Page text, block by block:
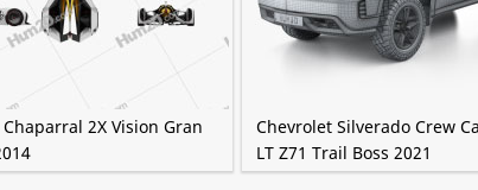
2X Vision Gran
Chevrolet Silverado Crew
LT Z71 Trail Boss 2021